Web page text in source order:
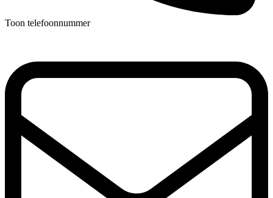
Toon telefoonnummer